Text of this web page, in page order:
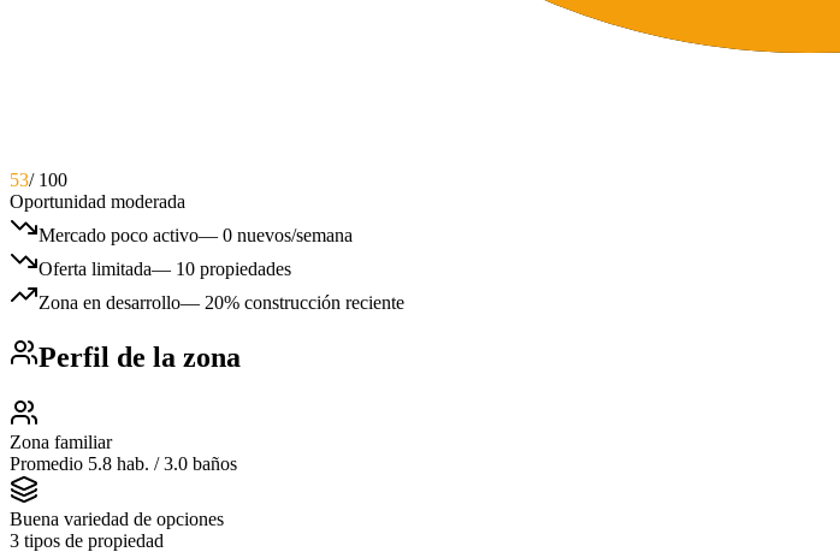
53/ 100
Oportunidad moderada
Mercado poco activo— 0 nuevos/semana
Oferta limitada— 10 propiedades
Zona en desarrollo— 20% construcción reciente
Perfil de la zona
Zona familiar
Promedio 5.8 hab. / 3.0 baños
Buena variedad de opciones
3 tipos de propiedad